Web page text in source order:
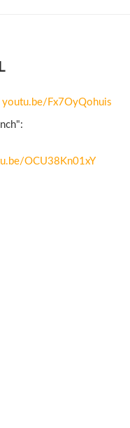
youtu.be/Fx7OyQohuis
OCU38Kn01xY